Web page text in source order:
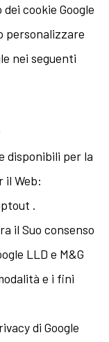
cookie Google
personalizzare
nei seguenti
disponibili per la
il Web:
.
il Suo consenso
LLD e M&G
e i fini
di Google